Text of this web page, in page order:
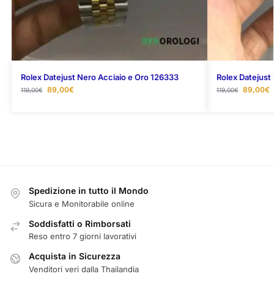
Rolex Datejust Nero Acciaio e Oro 126333
119,00€ 89,00€
Rolex Datejust
119,00€ 89,00€
Spedizione in tutto il Mondo
Sicura e Monitorabile online
Soddisfatti o Rimborsati
Reso entro 7 giorni lavorativi
Acquista in Sicurezza
Venditori veri dalla Thailandia